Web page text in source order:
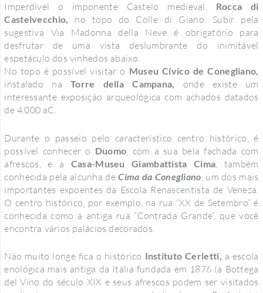
Imperdível o imponente Castelo medieval, Rocca di
Castelvecchio,
no topo do Colle di Giano. Subir pela
sugestiva Via Madonna della Neve é ​​obrigatório para
desfrutar de uma vista deslumbrante do inimitável
espetáculo dos vinhedos abaixo.
No topo é possível visitar o Museu Cívico de Conegliano,
instalado na Torre della Campana,
onde existe um
interessante exposição arqueológica com achados datados
de 4.000 aC.
Durante o passeio pelo característico centro histórico, é
possível conhecer o Duomo , com a sua bela fachada com
afrescos, e a Casa-Museu Giambattista Cima , também
conhecida pela alcunha deCima da Conegliano , um dos mais
importantes expoentes da Escola Renascentista de Veneza.
O centro histórico, por exemplo, na rua “XX de Setembro” é
conhecida como a antiga rua “Contrada Grande”, que você
encontra vários palácios decorados.
Não muito longe fica o histórico Instituto Cerletti, a escola
enológica mais antiga da Itália fundada em 1876 (a Bottega
del Vino do século XIX e seus afrescos podem ser visitados